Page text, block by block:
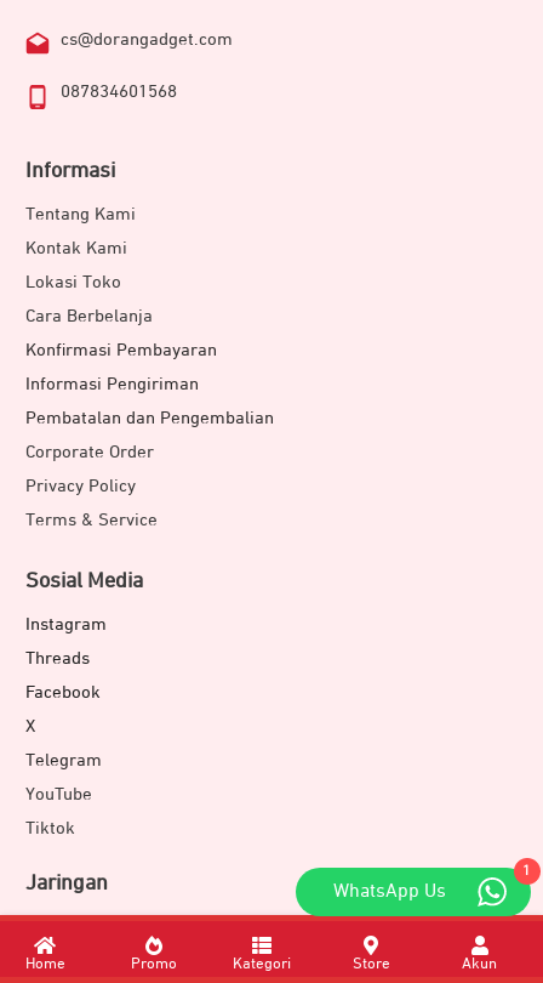
cs@dorangadget.com
087834601568
Informasi
Tentang Kami
Kontak Kami
Lokasi Toko
Cara Berbelanja
Konfirmasi Pembayaran
Informasi Pengiriman
Pembatalan dan Pengembalian
Corporate Order
Privacy Policy
Terms & Service
Sosial Media
Instagram
Threads
Facebook
X
Telegram
YouTube
Tiktok
Jaringan
Doran Souvenir
1
WhatsApp Us
Home Promo Kategori Store Akun